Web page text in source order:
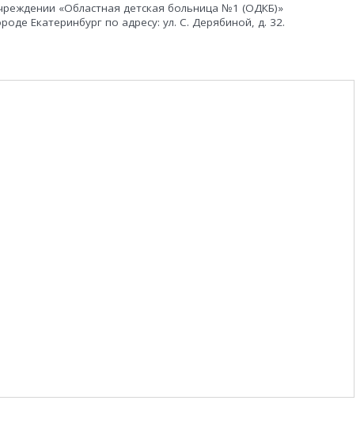
«Областная детская больница №1 (ОДКБ)»
Екатеринбург по адресу: ул. С. Дерябиной, д. 32.